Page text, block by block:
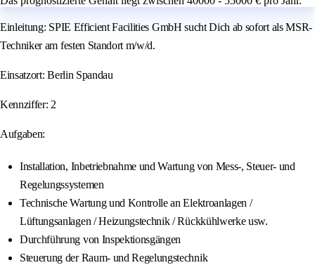
Einleitung: SPIE Efficient Facilities GmbH sucht Dich ab sofort als MSR-
Techniker am festen Standort m/w/d.
Einsatzort: Berlin Spandau
Kennziffer: 2
Aufgaben:
Installation, Inbetriebnahme und Wartung von Mess-, Steuer- und
Regelungssystemen
Technische Wartung und Kontrolle an Elektroanlagen /
Lüftungsanlagen / Heizungstechnik / Rückkühlwerke usw.
Durchführung von Inspektionsgängen
Steuerung der Raum- und Regelungstechnik